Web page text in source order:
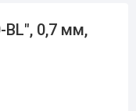
BL", 0,7 мм,